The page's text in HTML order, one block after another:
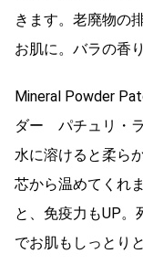
きます。老廃物の
お肌に。バラの香
Mineral Powder
ダー パチュリ・ラ
水に溶けると柔ら
芯から温めてくれ
と、免疫力もUP
でお肌もしっとり